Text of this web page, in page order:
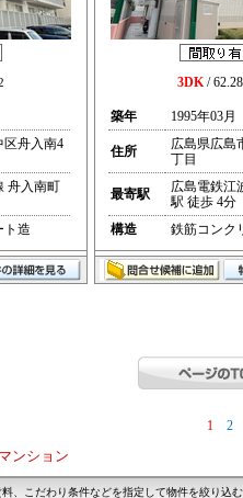
区舟入南4
舟入南町
ト造
3DK/
築年 1995年03月
住所
広島県広島
丁目
最寄駅
広島電鉄江
駅 徒歩 4分
構造
鉄筋コンク
1 2
ンション
、こだわり条件などを指定して物件を絞り込む